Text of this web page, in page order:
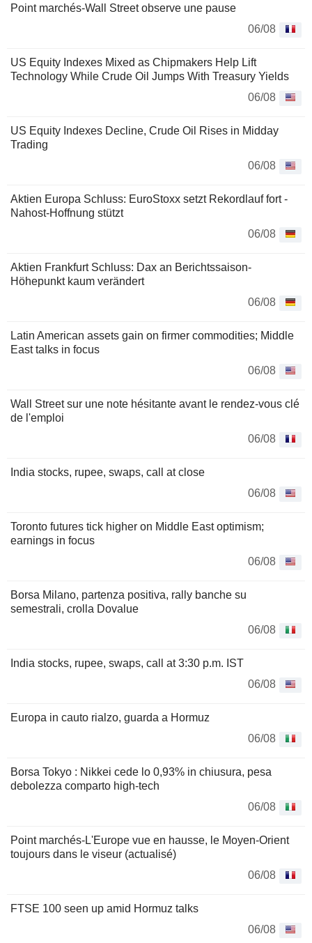
Point marchés-Wall Street observe une pause
06/08
US Equity Indexes Mixed as Chipmakers Help Lift
Technology While Crude Oil Jumps With Treasury Yields
06/08
US Equity Indexes Decline, Crude Oil Rises in Midday
Trading
06/08
Aktien Europa Schluss: EuroStoxx setzt Rekordlauf fort -
Nahost-Hoffnung stützt
06/08
Aktien Frankfurt Schluss: Dax an Berichtssaison-
Höhepunkt kaum verändert
06/08
Latin American assets gain on firmer commodities; Middle
East talks in focus
06/08
Wall Street sur une note hésitante avant le rendez-vous clé
de l'emploi
06/08
India stocks, rupee, swaps, call at close
06/08
Toronto futures tick higher on Middle East optimism;
earnings in focus
06/08
Borsa Milano, partenza positiva, rally banche su
semestrali, crolla Dovalue
06/08
India stocks, rupee, swaps, call at 3:30 p.m. IST
06/08
Europa in cauto rialzo, guarda a Hormuz
06/08
Borsa Tokyo : Nikkei cede lo 0,93% in chiusura, pesa
debolezza comparto high-tech
06/08
Point marchés-L'Europe vue en hausse, le Moyen-Orient
toujours dans le viseur (actualisé)
06/08
FTSE 100 seen up amid Hormuz talks
06/08